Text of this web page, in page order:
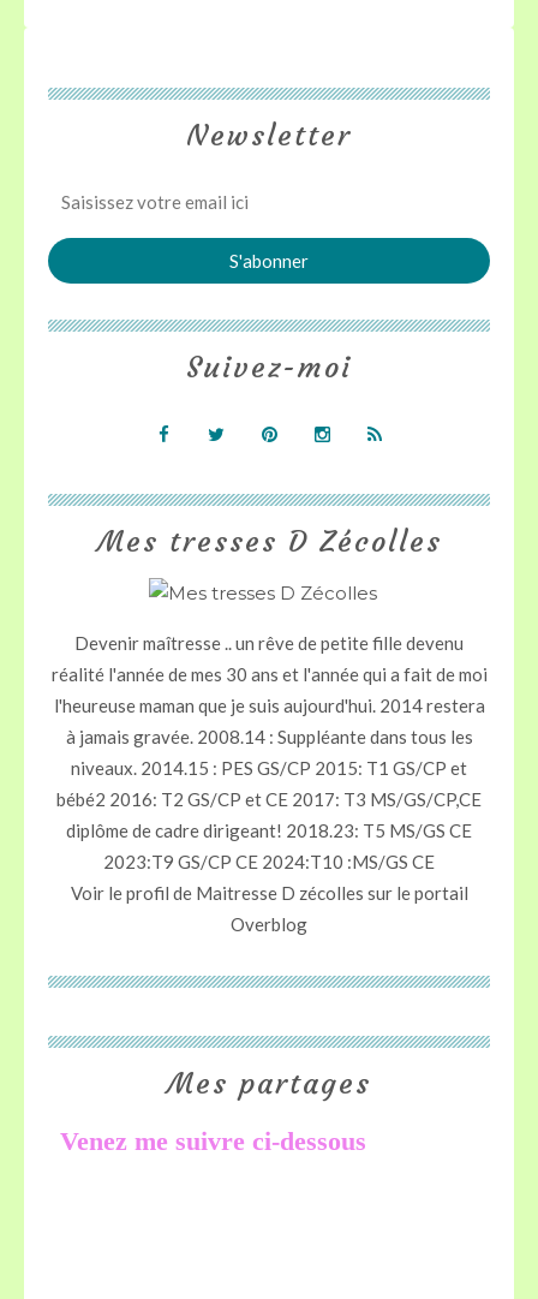
Newsletter
Mes tresses D Zécolles
Devenir maîtresse .. un rêve de petite fille devenu
réalité l'année de mes 30 ans et l'année qui a fait de moi
l'heureuse maman que je suis aujourd'hui. 2014 restera
à jamais gravée. 2008.14 : Suppléante dans tous les
niveaux. 2014.15 : PES GS/CP 2015: T1 GS/CP et
bébé2 2016: T2 GS/CP et CE 2017: T3 MS/GS/CP,CE
diplôme de cadre dirigeant! 2018.23: T5 MS/GS CE
2023:T9 GS/CP CE 2024:T10 :MS/GS CE
Voir le profil de Maitresse D zécolles sur le portail
Overblog
Suivez-moi
Mes partages
Venez me suivre ci-dessous